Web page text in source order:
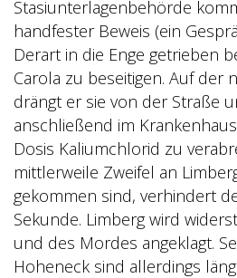
Stasiunterlagenbehörde
handfester Beweis (ein
Derart in die Enge getrieben
Carola zu beseitigen. Auf der
drängt er sie von der Straße
anschließend im
Dosis Kaliumchlorid zu
mittlerweile Zweifel an
gekommen sind, verhindert
Sekunde. Limberg wird
und des Mordes angeklagt.
Hoheneck sind allerdings